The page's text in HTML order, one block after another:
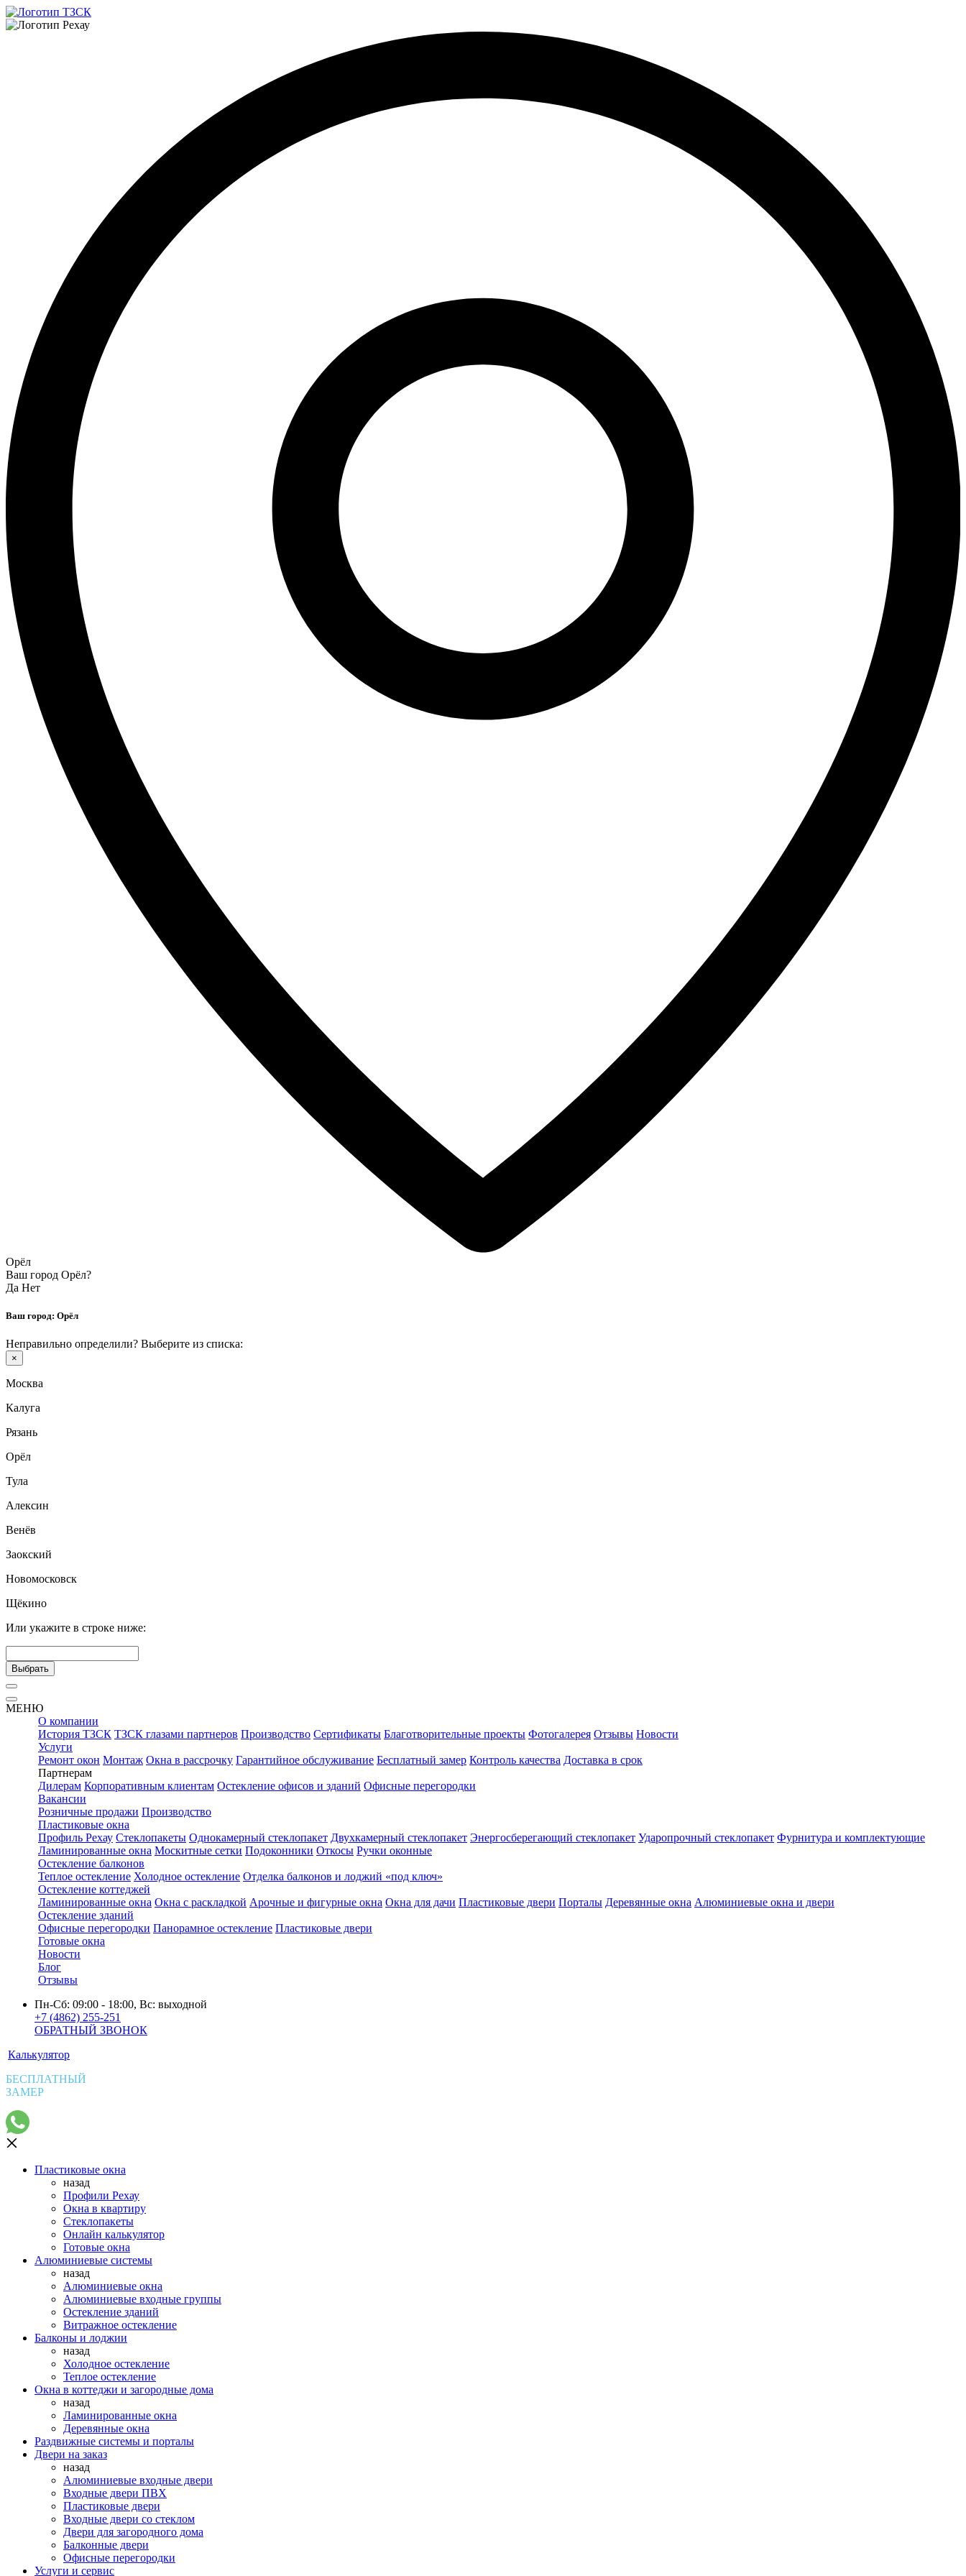
Орёл
Ваш город Орёл?
Да Нет
Ваш город: Орёл
Неправильно определили? Выберите из списка:
×
Москва
Калуга
Рязань
Орёл
Тула
Алексин
Венёв
Заокский
Новомосковск
Щёкино
Или укажите в строке ниже:
Выбрать
МЕНЮ
О компании
История ТЗСК ТЗСК глазами партнеров Производство Сертификаты Благотворительные проекты Фотогалерея Отзывы Новости
Услуги
Ремонт окон Монтаж Окна в рассрочку Гарантийное обслуживание Бесплатный замер Контроль качества Доставка в срок
Партнерам
Дилерам Корпоративным клиентам Остекление офисов и зданий Офисные перегородки
Вакансии
Розничные продажи Производство
Пластиковые окна
Профиль Рехау Стеклопакеты Однокамерный стеклопакет Двухкамерный стеклопакет Энергосберегающий стеклопакет Ударопрочный стеклопакет Фурнитура и комплектующие
Ламинированные окна Москитные сетки Подоконники Откосы Ручки оконные
Остекление балконов
Теплое остекление Холодное остекление Отделка балконов и лоджий «под ключ»
Остекление коттеджей
Ламинированные окна Окна с раскладкой Арочные и фигурные окна Окна для дачи Пластиковые двери Порталы Деревянные окна Алюминиевые окна и двери
Остекление зданий
Офисные перегородки Панорамное остекление Пластиковые двери
Готовые окна
Новости
Блог
Отзывы
Пн-Сб: 09:00 - 18:00, Вс: выходной
+7 (4862) 255-251
ОБРАТНЫЙ ЗВОНОК
Калькулятор
БЕСПЛАТНЫЙ
ЗАМЕР
Пластиковые окна
назад
Профили Рехау
Окна в квартиру
Стеклопакеты
Онлайн калькулятор
Готовые окна
Алюминиевые системы
назад
Алюминиевые окна
Алюминиевые входные группы
Остекление зданий
Витражное остекление
Балконы и лоджии
назад
Холодное остекление
Теплое остекление
Окна в коттеджи и загородные дома
назад
Ламинированные окна
Деревянные окна
Раздвижные системы и порталы
Двери на заказ
назад
Алюминиевые входные двери
Входные двери ПВХ
Пластиковые двери
Входные двери со стеклом
Двери для загородного дома
Балконные двери
Офисные перегородки
Услуги и сервис